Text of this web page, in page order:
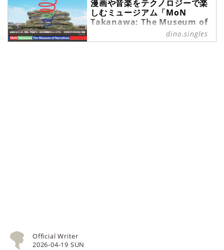
本記事で掲載しているツアー情報は
すべて『クラブツーリズム』の旅行
企画です。ご予約等はクラブツーリ
ズムにてどうぞ。
で少し足を伸ばしてゆっくりと過ご
してみるのはいかがでしょうか。今
回は、ゴールデンウィークに行ける
関東発の国内ツアーをご紹介。旅行
先をどこにするか迷っている方は、
漫画や音楽をテクノロジーで楽
しむミュージアム「MoN
Takanawa: The Museum of
Narratives」 - singles （シン
グルス） - “おひとりさま”にフ
dino.singles
2026-04-19 SUN
Official Writer